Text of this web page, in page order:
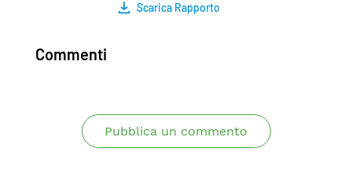
Scarica Rapporto
Commenti
Pubblica un commento